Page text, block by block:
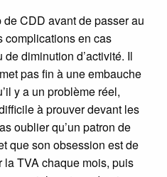
de CDD avant de passer au
complications en cas
de diminution d’activité. Il
pas fin à une embauche
y a un problème réel,
à prouver devant les
oublier qu’un patron de
que son obsession est de
la TVA chaque mois, puis